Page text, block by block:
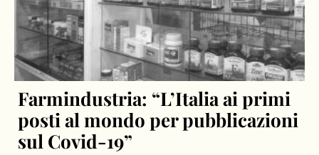
Farmindustria: “L’Italia ai primi
posti al mondo per pubblicazioni
sul Covid-19”